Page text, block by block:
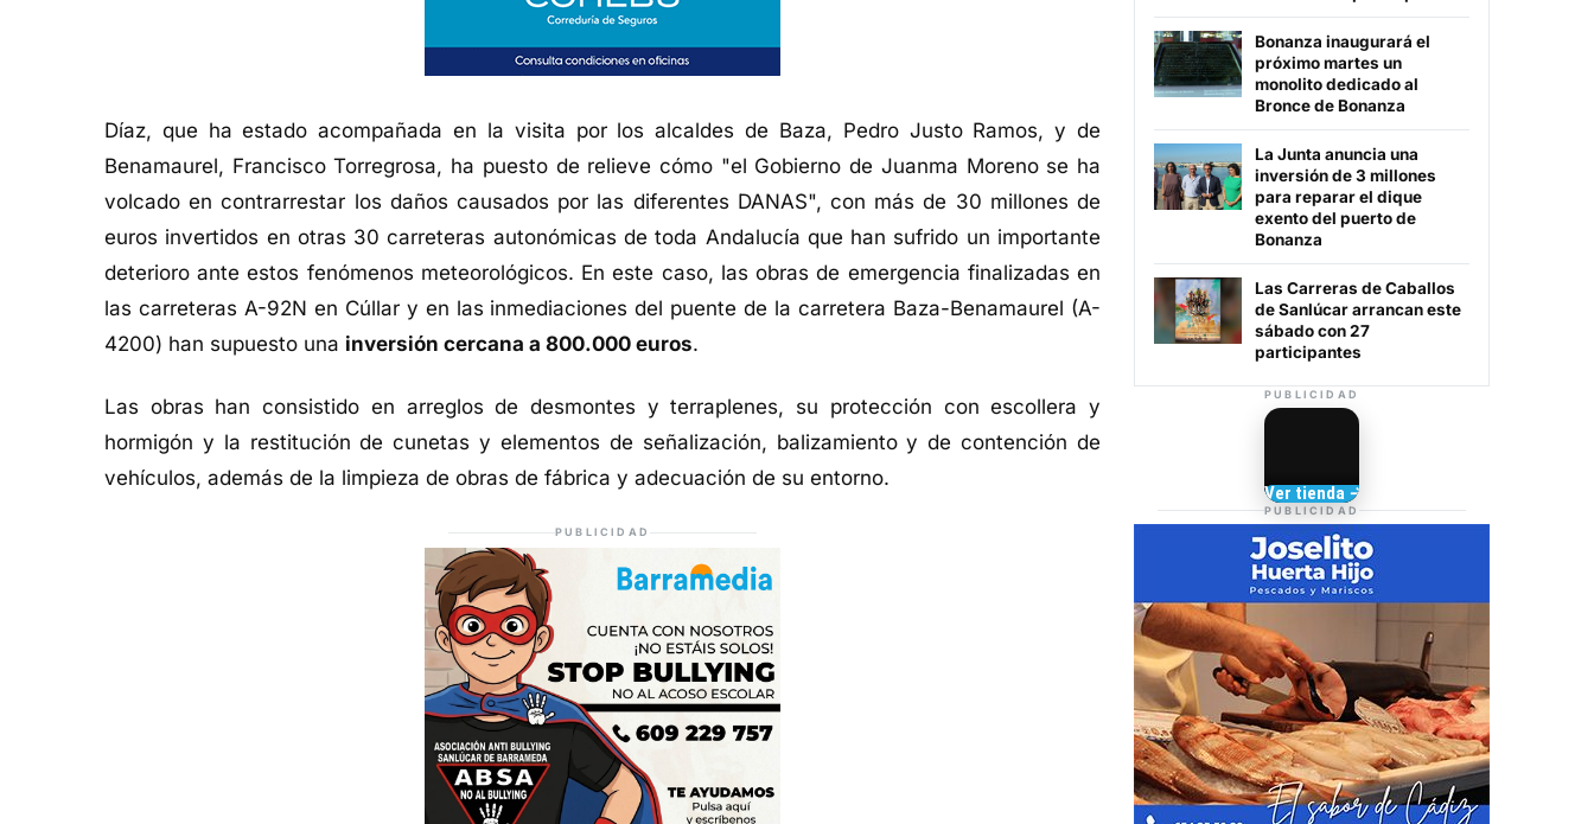
Díaz, que ha estado acompañada en la visita por los alcaldes de Baza, Pedro Justo Ramos, y de
Benamaurel, Francisco Torregrosa, ha puesto de relieve cómo "el Gobierno de Juanma Moreno se ha
volcado en contrarrestar los daños causados por las diferentes DANAS", con más de 30 millones de
euros invertidos en otras 30 carreteras autonómicas de toda Andalucía que han sufrido un importante
deterioro ante estos fenómenos meteorológicos. En este caso, las obras de emergencia finalizadas en
las carreteras A-92N en Cúllar y en las inmediaciones del puente de la carretera Baza-Benamaurel (A-
4200) han supuesto una inversión cercana a 800.000 euros.
Las obras han consistido en arreglos de desmontes y terraplenes, su protección con escollera y
hormigón y la restitución de cunetas y elementos de señalización, balizamiento y de contención de
vehículos, además de la limpieza de obras de fábrica y adecuación de su entorno.
PUBLICIDAD
Bonanza inaugurará el
próximo martes un
monolito dedicado al
Bronce de Bonanza
La Junta anuncia una
inversión de 3 millones
para reparar el dique
exento del puerto de
Bonanza
Las Carreras de Caballos
de Sanlúcar arrancan este
sábado con 27
participantes
PUBLICIDAD
TIENDA DE
BARRAMEDIA
Camisetas de Sanlúcar
Ver tienda →
PUBLICIDAD